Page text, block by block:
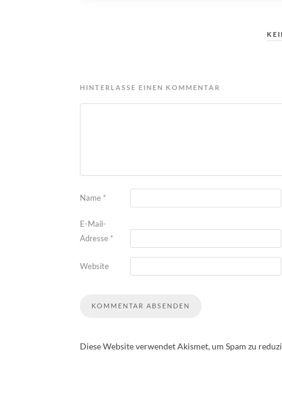
HINTERLASSE EINEN KOMMENTAR
Name *
E-Mail-
Adresse *
Website
Diese Website verwendet Akismet, um Spam zu